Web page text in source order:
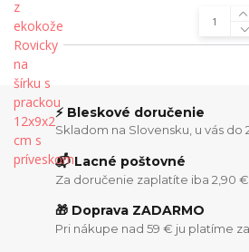
⚡ Bleskové doručenie
Skladom na Slovensku, u vás do
📬 Lacné poštovné
Za doručenie zaplatíte iba 2,90 €.
🎁 Doprava ZADARMO
Pri nákupe nad 59 € ju platíme za